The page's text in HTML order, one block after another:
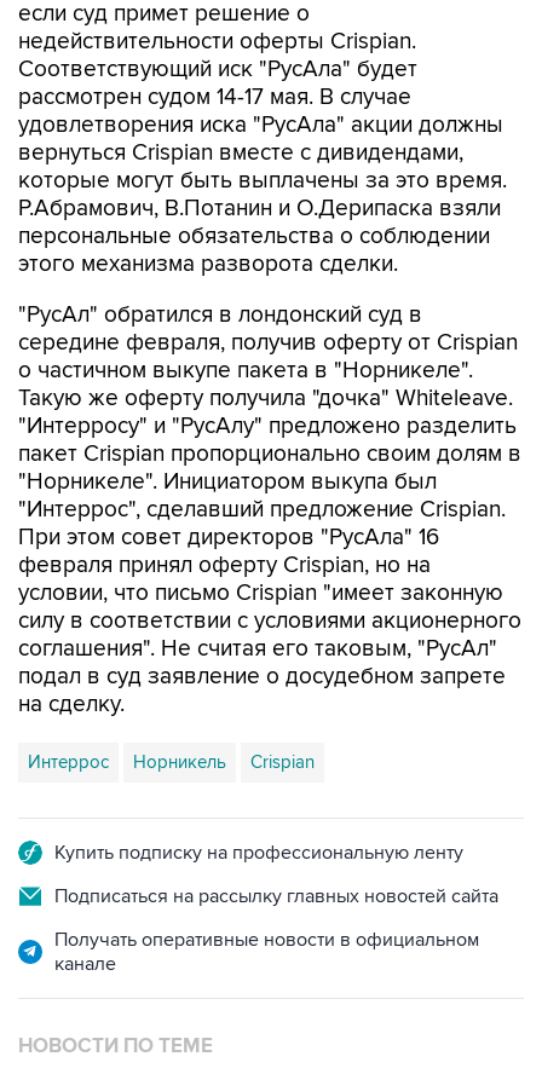
если суд примет решение о
недействительности оферты Crispian.
Соответствующий иск "РусАла" будет
рассмотрен судом 14-17 мая. В случае
удовлетворения иска "РусАла" акции должны
вернуться Crispian вместе с дивидендами,
которые могут быть выплачены за это время.
Р.Абрамович, В.Потанин и О.Дерипаска взяли
персональные обязательства о соблюдении
этого механизма разворота сделки.
"РусАл" обратился в лондонский суд в
середине февраля, получив оферту от Crispian
о частичном выкупе пакета в "Норникеле".
Такую же оферту получила "дочка" Whiteleave.
"Интерросу" и "РусАлу" предложено разделить
пакет Crispian пропорционально своим долям в
"Норникеле". Инициатором выкупа был
"Интеррос", сделавший предложение Crispian.
При этом совет директоров "РусАла" 16
февраля принял оферту Crispian, но на
условии, что письмо Crispian "имеет законную
силу в соответствии с условиями акционерного
соглашения". Не считая его таковым, "РусАл"
подал в суд заявление о досудебном запрете
на сделку.
Интеррос Норникель Crispian
Купить подписку на профессиональную ленту
Подписаться на рассылку главных новостей сайта
Получать оперативные новости в официальном
канале
НОВОСТИ ПО ТЕМЕ